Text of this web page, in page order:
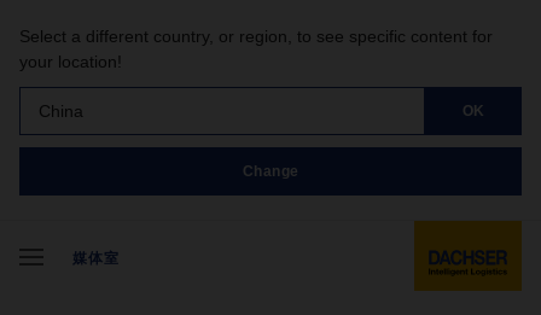
Select a different country, or region, to see specific content for
your location!
China OK
Change
媒体室